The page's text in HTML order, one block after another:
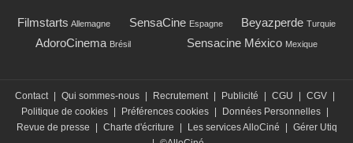
Filmstarts Allemagne SensaCine Espagne Beyazperde Turquie
AdoroCinema Brésil Sensacine México Mexique
Contact | Qui sommes-nous | Recrutement | Publicité | CGU | CGV |
Politique de cookies | Préférences cookies | Données Personnelles |
Revue de presse
| Charte d'écriture | Les services AlloCiné | Gérer Utiq